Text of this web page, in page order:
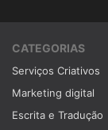
CATEGORIAS
Serviços Criativos
Marketing digital
Escrita e Tradução